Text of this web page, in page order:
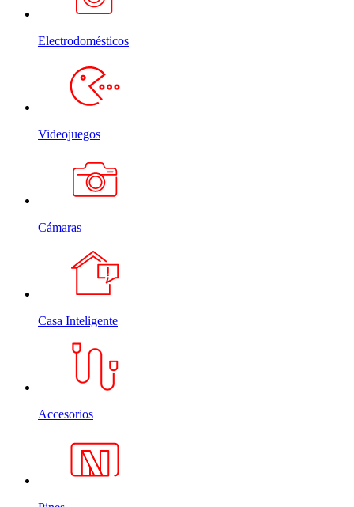
Electrodomésticos
Videojuegos
Cámaras
Casa Inteligente
Accesorios